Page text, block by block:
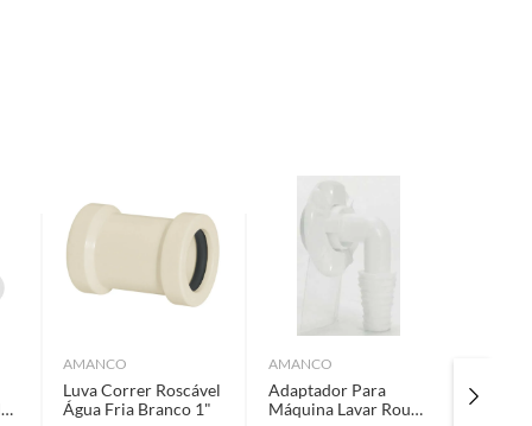
AMANCO
Luva Correr Roscável
Água Fria Branco 1"
AMANCO
Adaptador Para
Máquina Lavar Roupa